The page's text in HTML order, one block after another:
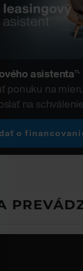
asistentaTL
ponuku na
na
o